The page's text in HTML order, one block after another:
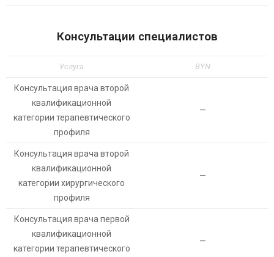
Консультации специалистов
Услуга BYN
Консультация врача второй
квалификационной
категории терапевтического
профиля
—
Консультация врача второй
квалификационной
категории хирургического
профиля
—
Консультация врача первой
квалификационной
категории терапевтического
—